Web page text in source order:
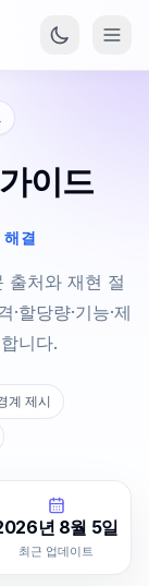
이드
해결
출처와 재현 절
할당량·기능·제
니다.
계 제시
년 8월 5일
최근 업데이트